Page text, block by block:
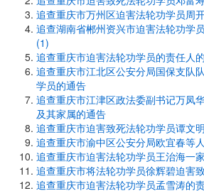
追查重庆市万州区迫害法轮功学员周
追查湖南省郴州资兴市迫害法轮功学
(1)
追查重庆市迫害法轮功学员的责任人
追查重庆市江北区公安分局国保支队
学员的通告
追查重庆市江津区政法委副书记万凤
及其家属的通告
追查重庆市迫害致死法轮功学员谭文
追查重庆市渝中区公安分局欧宜春等
追查重庆市迫害法轮功学员王治海一
追查重庆市将法轮功学员徐辉碧迫害
追查重庆市迫害法轮功学员孟雪涛的